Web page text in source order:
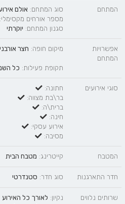
המתחם סוג המתחם: אולם
מספר אורחים מקסימלי:
סגנון המתחם: יוקרתי
אפשרויות
המתחם
מיקום חופה: חצר
תקופת פעילות: כל
סוגי אירועים
חתונה:
בר\בת מצווה:
ברית\ה:
חינה:
אירוע עסקי:
מסיבה:
המטבח קייטרינג: מטבח הבית
חדר התארגנות סוג חדר: סטנדרטי
שרותים נלווים נקיון: לאורך כל האירוע